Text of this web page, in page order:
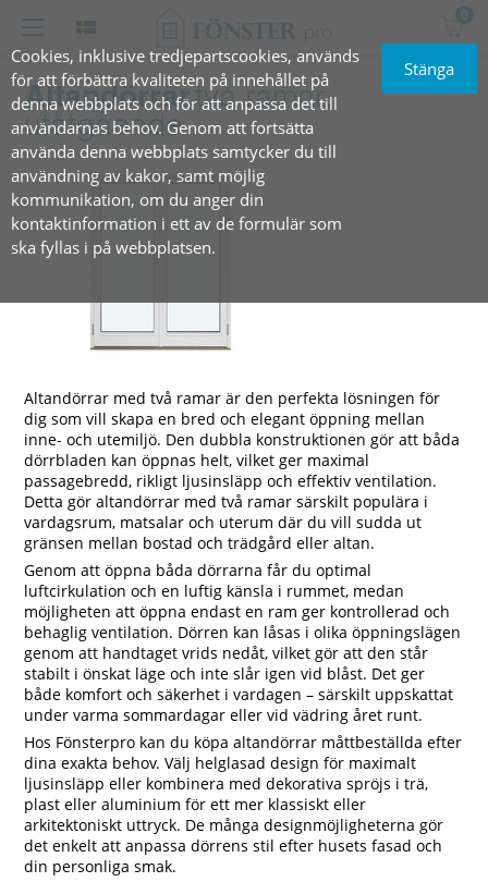
Cookies, inklusive tredjepartscookies, används
för att förbättra kvaliteten på innehållet på
denna webbplats och för att anpassa det till
användarnas behov. Genom att fortsätta
använda denna webbplats samtycker du till
användning av kakor, samt möjlig
kommunikation, om du anger din
kontaktinformation i ett av de formulär som
ska fyllas i på webbplatsen.
Stänga
0
Altandörrartvå ramar,
utåtgående
Altandörrar med två ramar är den perfekta lösningen för
dig som vill skapa en bred och elegant öppning mellan
inne- och utemiljö. Den dubbla konstruktionen gör att båda
dörrbladen kan öppnas helt, vilket ger maximal
passagebredd, rikligt ljusinsläpp och effektiv ventilation.
Detta gör altandörrar med två ramar särskilt populära i
vardagsrum, matsalar och uterum där du vill sudda ut
gränsen mellan bostad och trädgård eller altan.
Genom att öppna båda dörrarna får du optimal
luftcirkulation och en luftig känsla i rummet, medan
möjligheten att öppna endast en ram ger kontrollerad och
behaglig ventilation. Dörren kan låsas i olika öppningslägen
genom att handtaget vrids nedåt, vilket gör att den står
stabilt i önskat läge och inte slår igen vid blåst. Det ger
både komfort och säkerhet i vardagen – särskilt uppskattat
under varma sommardagar eller vid vädring året runt.
Hos Fönsterpro kan du köpa altandörrar måttbeställda efter
dina exakta behov. Välj helglasad design för maximalt
ljusinsläpp eller kombinera med dekorativa spröjs i trä,
plast eller aluminium för ett mer klassiskt eller
arkitektoniskt uttryck. De många designmöjligheterna gör
det enkelt att anpassa dörrens stil efter husets fasad och
din personliga smak.